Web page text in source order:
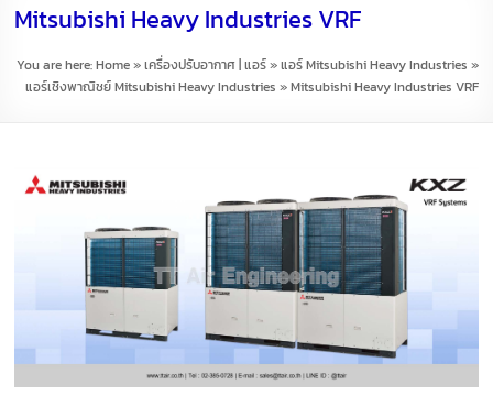
Mitsubishi Heavy Industries VRF
You are here:Home»เครื่องปรับอากาศ | แอร์»แอร์ Mitsubishi Heavy Industries »
แอร์เชิงพาณิชย์ Mitsubishi Heavy Industries »Mitsubishi Heavy Industries VRF